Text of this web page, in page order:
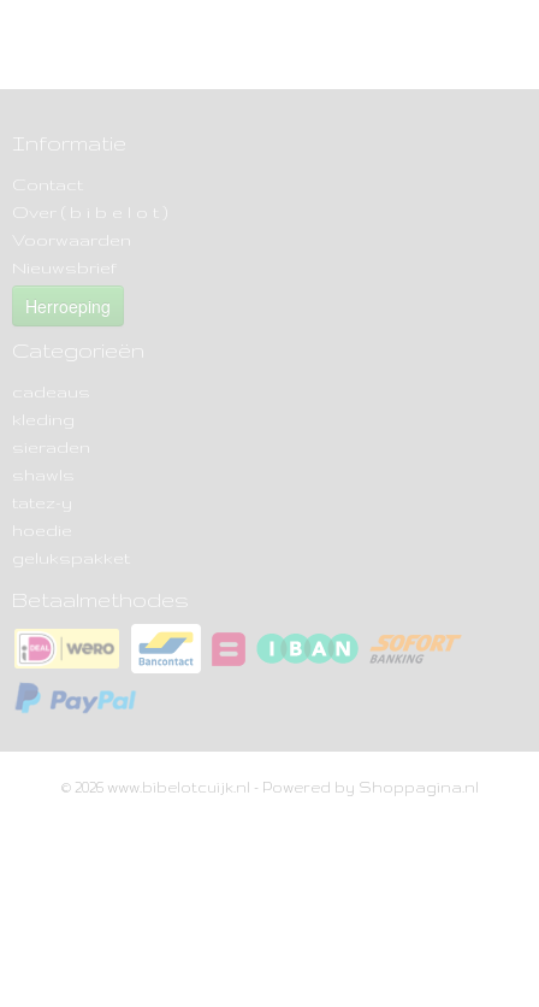
Informatie
Contact
Over ( b i b e l o t )
Voorwaarden
Nieuwsbrief
Herroeping
Categorieën
cadeaus
kleding
sieraden
shawls
tatez-y
hoedie
gelukspakket
Betaalmethodes
© 2026 www.bibelotcuijk.nl - Powered by Shoppagina.nl